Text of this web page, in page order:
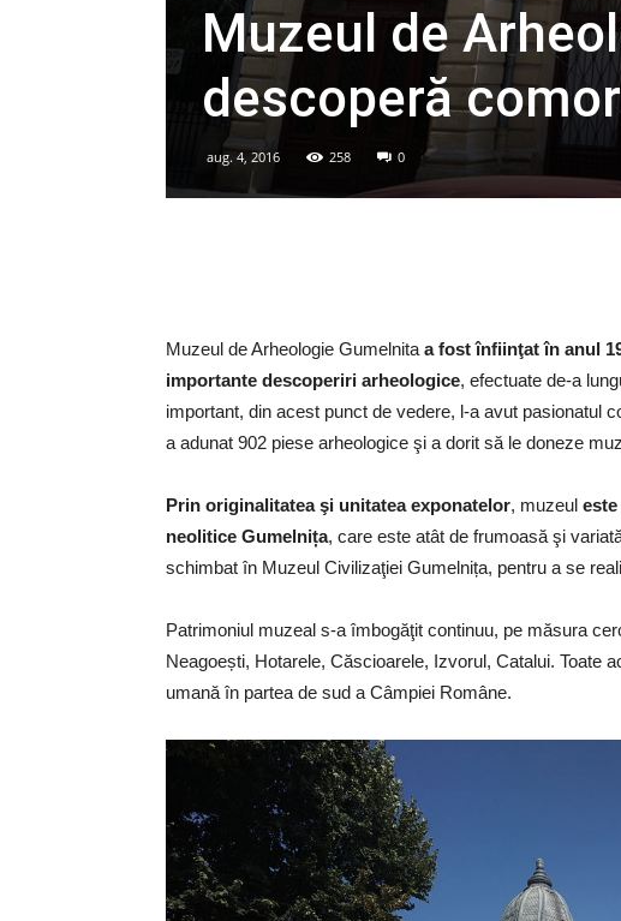
Muzeul de
descoperă
aug. 4, 2016 258 0
Muzeul de Arheologie Gumelnita a fost înfiinţat în anul
importante descoperiri arheologice, efectuate de-a
important, din acest punct de vedere, l-a avut pasionatul
a adunat 902 piese arheologice şi a dorit să le doneze
Prin originalitatea şi unitatea exponatelor, muzeul
neolitice Gumelnița, care este atât de frumoasă şi
schimbat în Muzeul Civilizaţiei Gumelnița, pentru a se
Patrimoniul muzeal s-a îmbogăţit continuu, pe măsura
Neagoești, Hotarele, Căscioarele, Izvorul, Catalui. Toate
umană în partea de sud a Câmpiei Române.